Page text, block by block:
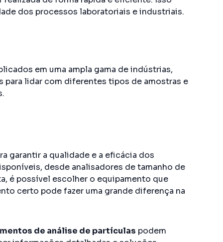
dos processos laboratoriais e industriais.
em uma ampla gama de indústrias,
para lidar com diferentes tipos de amostras e
garantir a qualidade e a eficácia dos
desde analisadores de tamanho de
é possível escolher o equipamento que
certo pode fazer uma grande diferença na
de análise de partículas podem